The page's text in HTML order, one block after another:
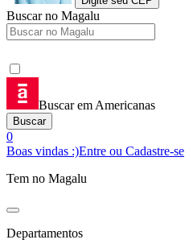
Buscar no Magalu
Buscar em Americanas
Buscar
0
Boas vindas :)Entre ou Cadastre-se
Tem no Magalu
Departamentos